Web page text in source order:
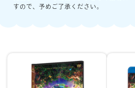
すので、予めご了承ください。